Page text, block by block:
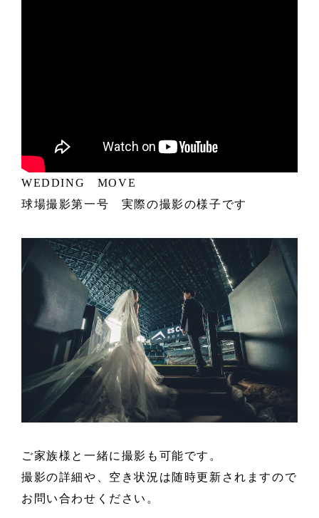
WEDDING MOVE
球場撮影第一号 実際の撮影の様子です
ご家族様と一緒に撮影も可能です。
撮影の詳細や、空き状況は随時更新されますので
お問い合わせください。